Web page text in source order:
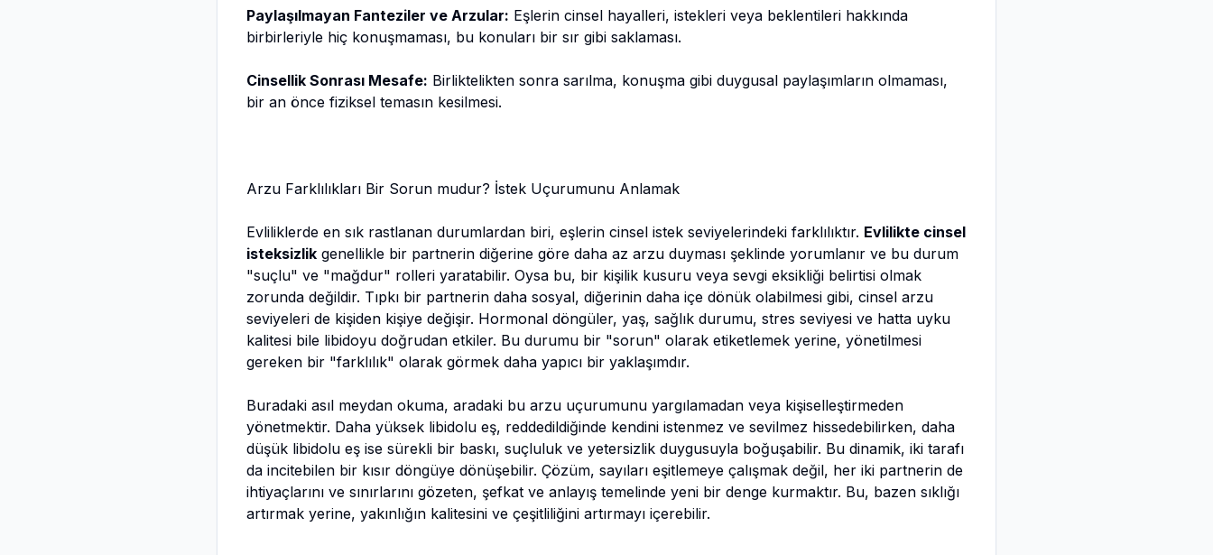
Paylaşılmayan Fanteziler ve Arzular: Eşlerin cinsel hayalleri, istekleri veya beklentileri hakkında
birbirleriyle hiç konuşmaması, bu konuları bir sır gibi saklaması.
Cinsellik Sonrası Mesafe: Birliktelikten sonra sarılma, konuşma gibi duygusal paylaşımların olmaması,
bir an önce fiziksel temasın kesilmesi.
Arzu Farklılıkları Bir Sorun mudur? İstek Uçurumunu Anlamak
Evliliklerde en sık rastlanan durumlardan biri, eşlerin cinsel istek seviyelerindeki farklılıktır. Evlilikte cinsel
isteksizlik genellikle bir partnerin diğerine göre daha az arzu duyması şeklinde yorumlanır ve bu durum
"suçlu" ve "mağdur" rolleri yaratabilir. Oysa bu, bir kişilik kusuru veya sevgi eksikliği belirtisi olmak
zorunda değildir. Tıpkı bir partnerin daha sosyal, diğerinin daha içe dönük olabilmesi gibi, cinsel arzu
seviyeleri de kişiden kişiye değişir. Hormonal döngüler, yaş, sağlık durumu, stres seviyesi ve hatta uyku
kalitesi bile libidoyu doğrudan etkiler. Bu durumu bir "sorun" olarak etiketlemek yerine, yönetilmesi
gereken bir "farklılık" olarak görmek daha yapıcı bir yaklaşımdır.
Buradaki asıl meydan okuma, aradaki bu arzu uçurumunu yargılamadan veya kişiselleştirmeden
yönetmektir. Daha yüksek libidolu eş, reddedildiğinde kendini istenmez ve sevilmez hissedebilirken, daha
düşük libidolu eş ise sürekli bir baskı, suçluluk ve yetersizlik duygusuyla boğuşabilir. Bu dinamik, iki tarafı
da incitebilen bir kısır döngüye dönüşebilir. Çözüm, sayıları eşitlemeye çalışmak değil, her iki partnerin de
ihtiyaçlarını ve sınırlarını gözeten, şefkat ve anlayış temelinde yeni bir denge kurmaktır. Bu, bazen sıklığı
artırmak yerine, yakınlığın kalitesini ve çeşitliliğini artırmayı içerebilir.